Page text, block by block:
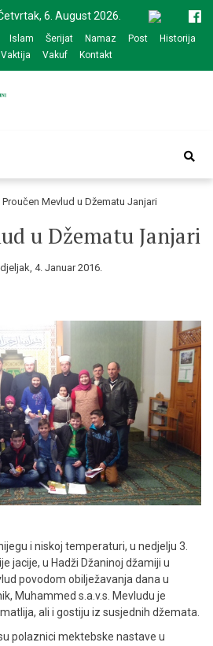
6. August 2026.
Islam Šerijat Namaz Post
Historija
Vaktija Vakuf Kontakt
Bijeljina
Proučen Mevlud u Džematu Janjari
u Džematu Janjari
4. Januar 2016.
i niskoj temperaturi, u nedjelju 3.
jacije, u Hadži Džaninoj džamiji u
povodom obilježavanja dana u
Muhammed s.a.v.s. Mevludu je
ali i gostiju iz susjednih džemata.
polaznici mektebske nastave u